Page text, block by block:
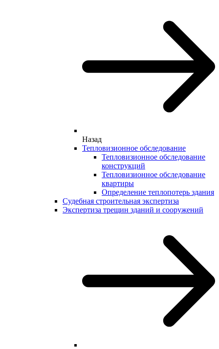
Назад
Тепловизионное обследование
Тепловизионное обследование
конструкций
Тепловизионное обследование
квартиры
Определение теплопотерь здания
Судебная строительная экспертиза
Экспертиза трещин зданий и сооружений